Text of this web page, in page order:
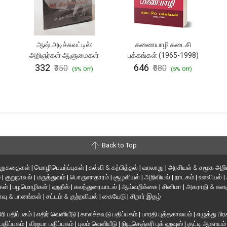
ஆஷ் அடிச்சுவட்டில்:
அறிஞர்கள் ஆளுமைகள்
₹332 ₹350 (5% Off)
கணையாழி கடைசி
பக்கங்கள் (1965-1998)
₹646 ₹680 (5% Off)
Back to Top
| மொழிபெயர்ப்புகள் | கல்வி & கற்பித்தல் | வரலாறு | அரசியல் & சமூக
| குறுநாவல் | மருத்துவம் | பொருளாதாரம் | சூழலியல் | அறிவியல் | நாடகம் | உளவியல் |
| பழமொழிகள் | ஹதீஸ் | கலந்துரையாடல் | ஆய்வறிக்கை | சினிமா | அகராதி &
& பானங்கள்| சட்டம் & குற்றவியல் | கையேடு | சிறார் இதழ்
பதிப்பகம்| எதிர் வெளியீடு | காலச்சுவடு பதிப்பகம் | பாரதி புத்தகாலயம் | எழுத்து
| விஜயா பதிப்பகம் | புலம் வெளியீடு | நியூசெஞ்சுரி புக் ஹவுஸ் | குட்டி ஆகாயம்